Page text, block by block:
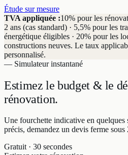
Étude sur mesure
TVA appliquée :10% pour les
2 ans (cas standard) · 5,5% pour les
énergétique éligibles · 20% pour les
constructions neuves. Le taux
personnalisé.
— Simulateur instantané
Estimez le budget & le
rénovation.
Une fourchette indicative en quelques
précis, demandez un devis ferme sous
Gratuit · 30 secondes